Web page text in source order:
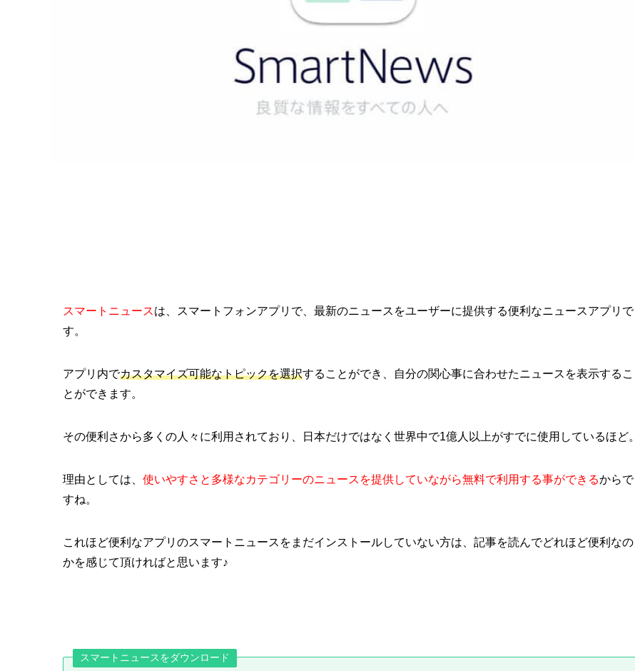
スマートニュースは、スマートフォンアプリで、最新のニュースをユーザーに提供する便利なニュースアプリで
す。
アプリ内でカスタマイズ可能なトピックを選択することができ、自分の関心事に合わせたニュースを表示するこ
とができます。
その便利さから多くの人々に利用されており、日本だけではなく世界中で1億人以上がすでに使用しているほど。
理由としては、 使いやすさと多様なカテゴリーのニュースを提供していながら無料で利用する事ができるからで
すね。
これほど便利なアプリのスマートニュースをまだインストールしていない方は、記事を読んでどれほど便利なの
かを感じて頂ければと思います♪
スマートニュースをダウンロード